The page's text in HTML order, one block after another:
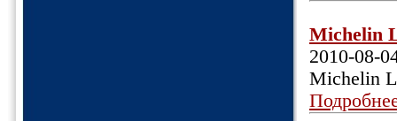
Michelin
2010-08-
Michelin